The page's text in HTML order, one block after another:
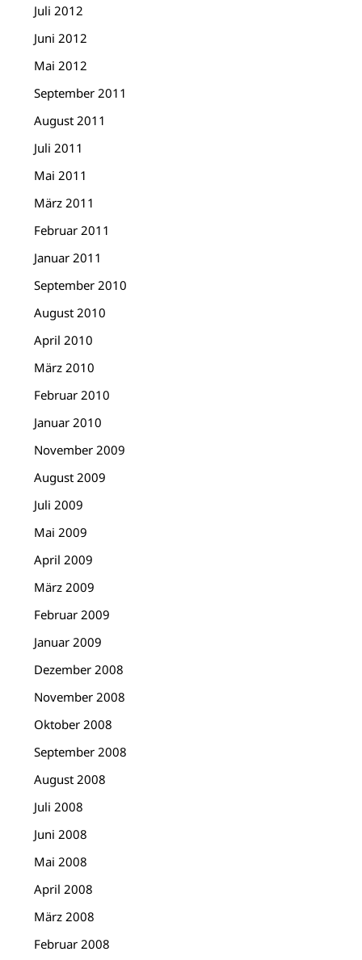
Juli 2012
Juni 2012
Mai 2012
September 2011
August 2011
Juli 2011
Mai 2011
März 2011
Februar 2011
Januar 2011
September 2010
August 2010
April 2010
März 2010
Februar 2010
Januar 2010
November 2009
August 2009
Juli 2009
Mai 2009
April 2009
März 2009
Februar 2009
Januar 2009
Dezember 2008
November 2008
Oktober 2008
September 2008
August 2008
Juli 2008
Juni 2008
Mai 2008
April 2008
März 2008
Februar 2008